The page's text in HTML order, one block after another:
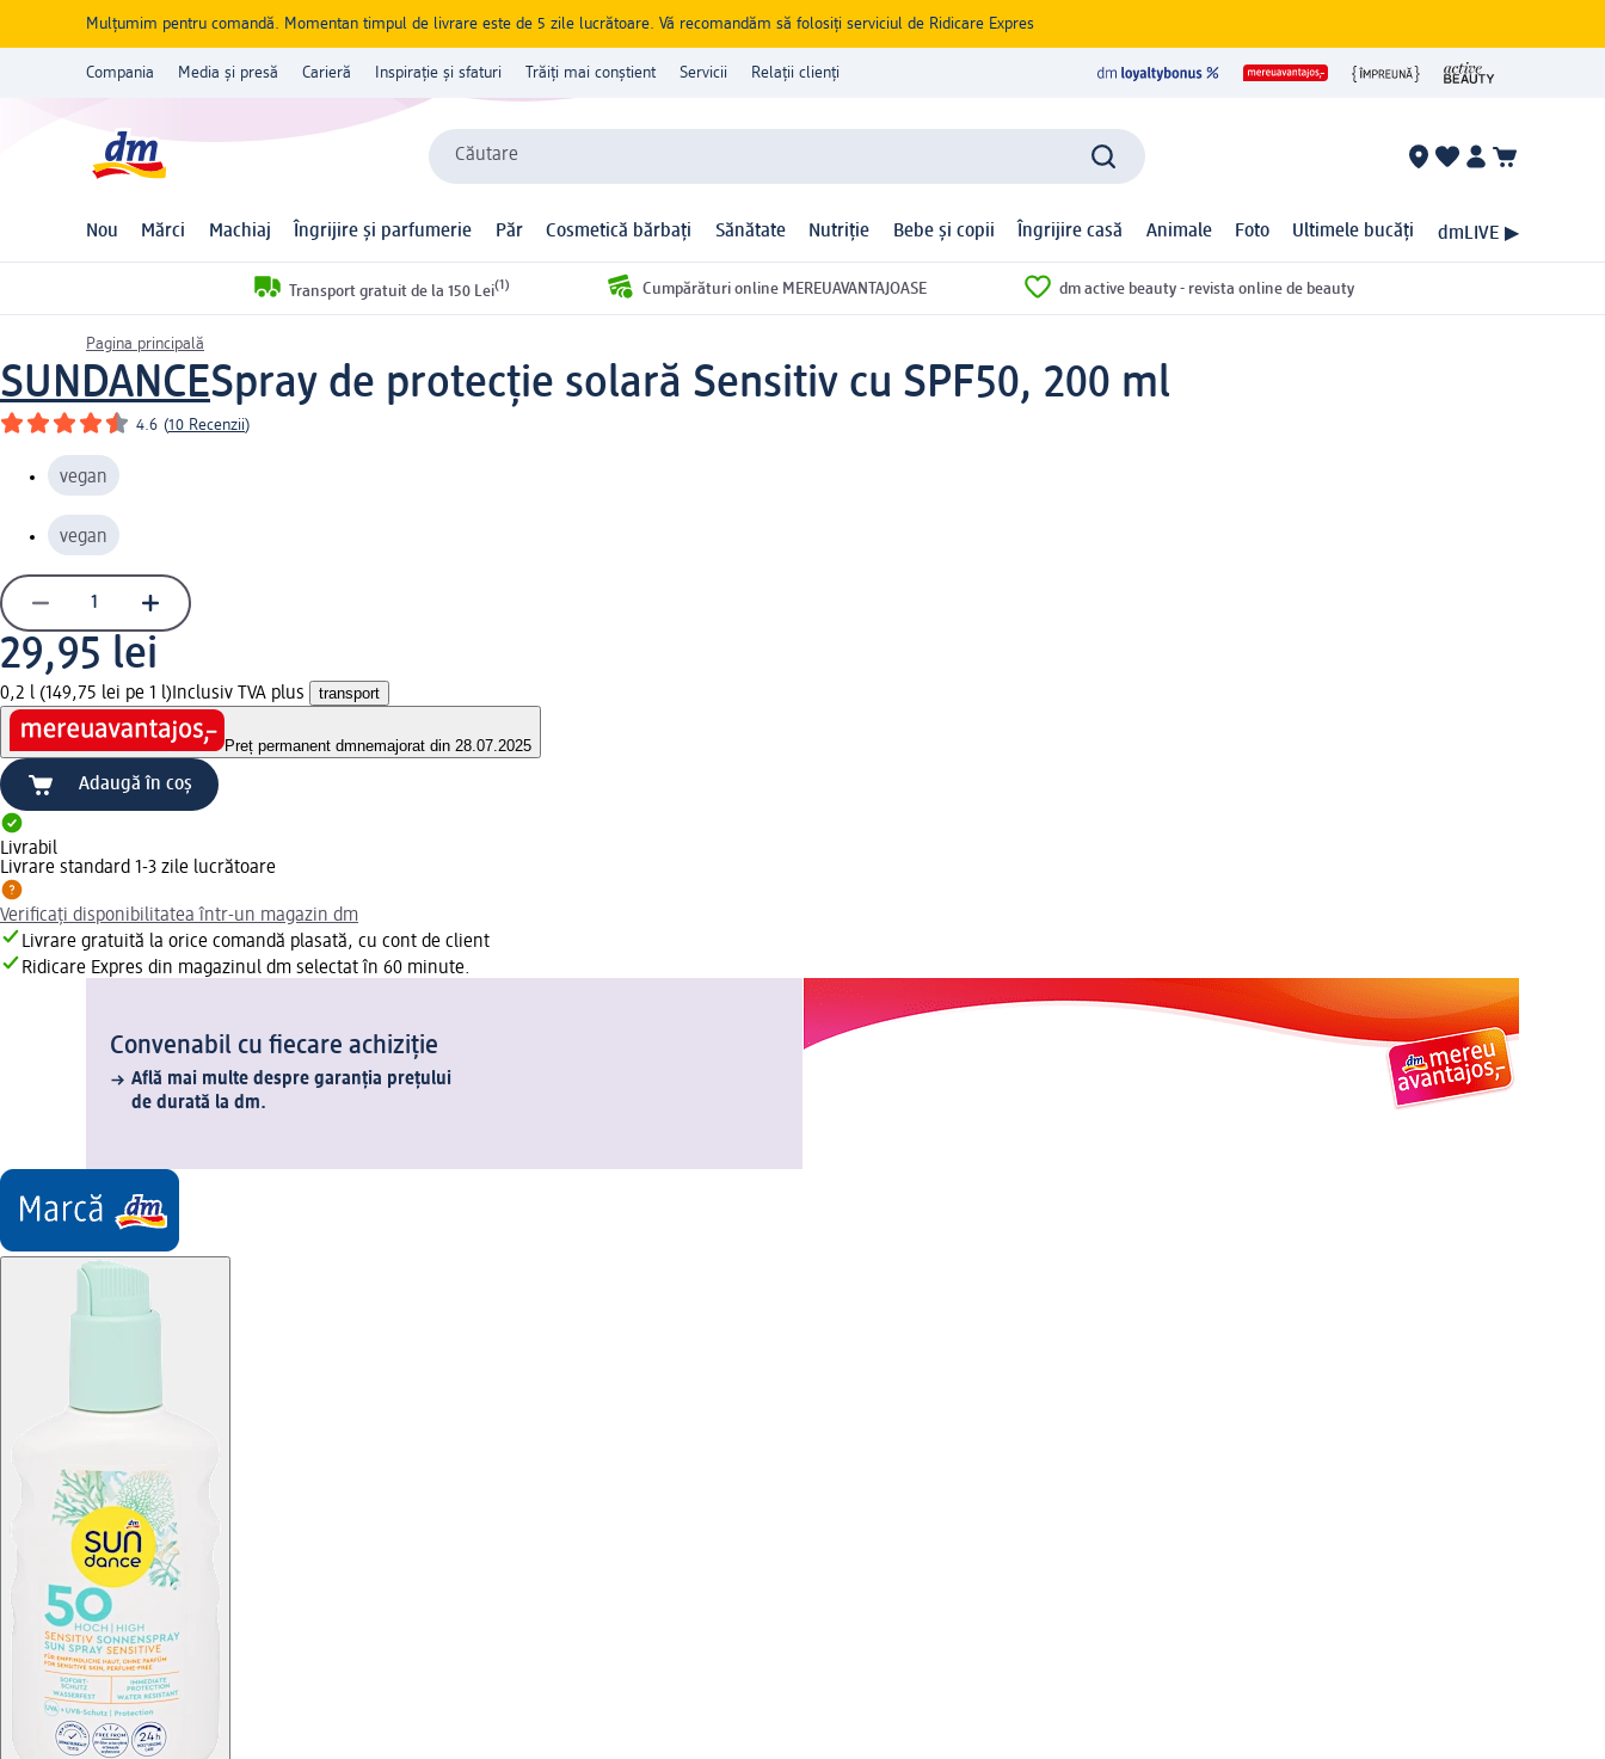
Mulțumim pentru comandă. Momentan timpul de livrare este de 5 zile lucrătoare. Vă recomandăm să folosiți serviciul de Ridicare Expres
Compania Media și presă Carieră Inspirație și sfaturi Trăiți mai conștient Servicii Relații clienți
Căutare
Nou Mărci Machiaj Îngrijire și parfumerie Păr Cosmetică bărbați Sănătate Nutriție Bebe și copii Îngrijire casă Animale Foto Ultimele bucăți dmLIVE ▶
Transport gratuit de la 150 Lei(1) Cumpărături online MEREUAVANTAJOASE dm active beauty - revista online de beauty
Pagina principală
SUNDANCESpray de protecție solară Sensitiv cu SPF50, 200 ml
4.6 (10 Recenzii)
vegan
vegan
29,95 lei
0,2 l (149,75 lei pe 1 l) Inclusiv TVA plus transport
Preț permanent dmnemajorat din 28.07.2025
Adaugă în coș
Livrabil
Livrare standard 1-3 zile lucrătoare
Verificați disponibilitatea într-un magazin dm
Livrare gratuită la orice comandă plasată, cu cont de client
Ridicare Expres din magazinul dm selectat în 60 minute.
Convenabil cu fiecare achiziție
Află mai multe despre garanția prețului
de durată la dm.